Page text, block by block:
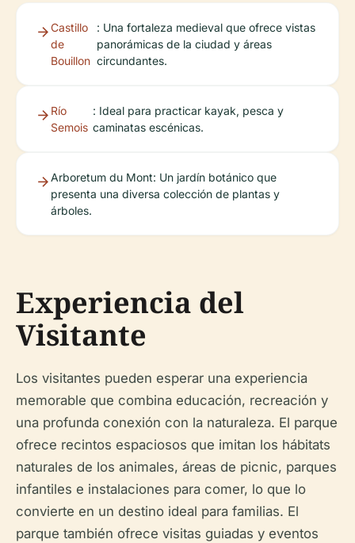
Castillo
de
Bouillon
: Una fortaleza medieval que ofrece vistas
panorámicas de la ciudad y áreas
circundantes.
Río
Semois
: Ideal para practicar kayak, pesca y
caminatas escénicas.
Arboretum du Mont: Un jardín botánico que
presenta una diversa colección de plantas y
árboles.
Experiencia del
Visitante
Los visitantes pueden esperar una experiencia
memorable que combina educación, recreación y
una profunda conexión con la naturaleza. El parque
ofrece recintos espaciosos que imitan los hábitats
naturales de los animales, áreas de picnic, parques
infantiles e instalaciones para comer, lo que lo
convierte en un destino ideal para familias. El
parque también ofrece visitas guiadas y eventos